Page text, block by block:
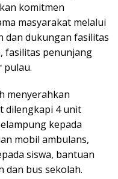
komitmen
masyarakat melalui
dan dukungan fasilitas
fasilitas penunjang
pulau.
menyerahkan
dilengkapi 4 unit
kepada
mobil ambulans,
siswa, bantuan
bus sekolah.